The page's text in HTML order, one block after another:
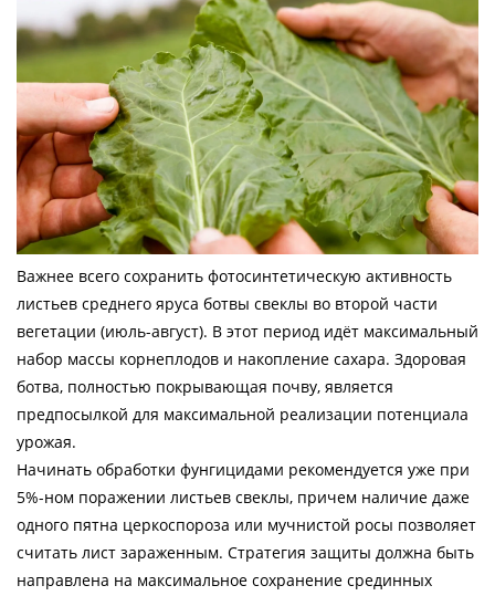
Важнее всего сохранить фотосинтетическую активность
листьев среднего яруса ботвы свеклы во второй части
вегетации (июль-август). В этот период идёт максимальный
набор массы корнеплодов и накопление сахара. Здоровая
ботва, полностью покрывающая почву, является
предпосылкой для максимальной реализации потенциала
урожая.
Начинать обработки фунгицидами рекомендуется уже при
5%-ном поражении листьев свеклы, причем наличие даже
одного пятна церкоспороза или мучнистой росы позволяет
считать лист зараженным. Стратегия защиты должна быть
направлена на максимальное сохранение срединных